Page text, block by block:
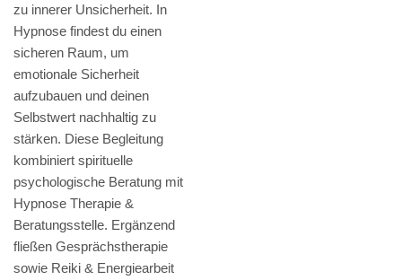
zu innerer Unsicherheit. In
Hypnose findest du einen
sicheren Raum, um
emotionale Sicherheit
aufzubauen und deinen
Selbstwert nachhaltig zu
stärken. Diese Begleitung
kombiniert spirituelle
psychologische Beratung mit
Hypnose Therapie &
Beratungsstelle. Ergänzend
fließen Gesprächstherapie
sowie Reiki & Energiearbeit